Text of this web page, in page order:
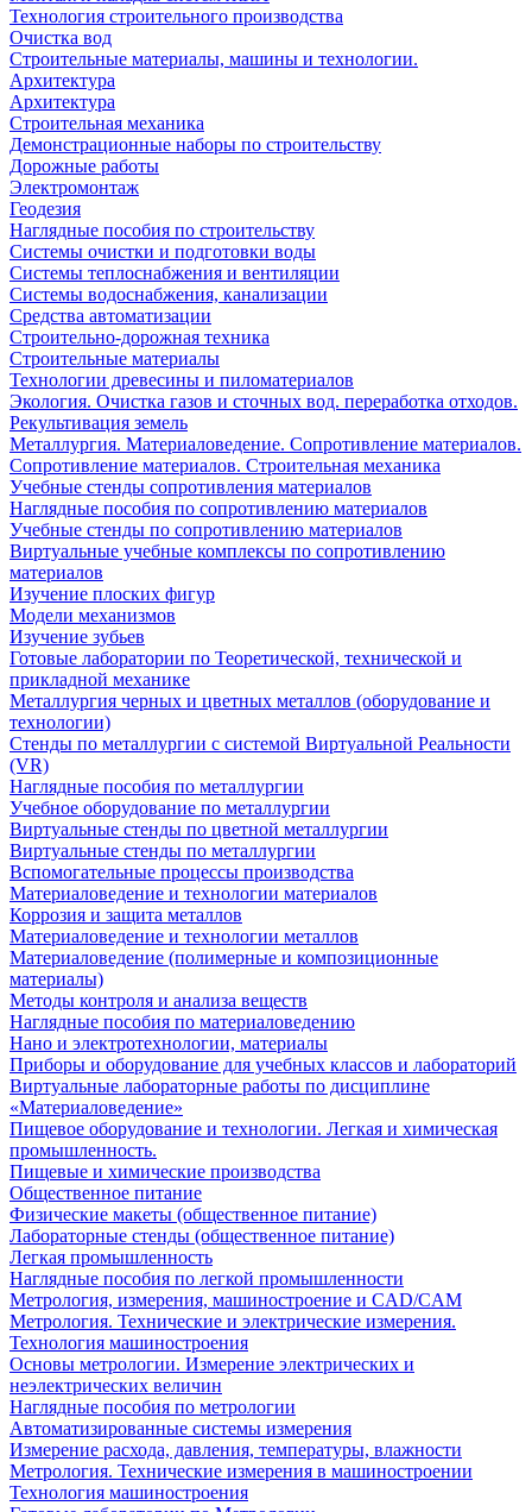
Технология строительного производства
Очистка вод
Строительные материалы, машины и технологии.
Архитектура
Архитектура
Cтроительная механика
Демонстрационные наборы по строительству
Дорожные работы
Электромонтаж
Геодезия
Наглядные пособия по строительству
Системы очистки и подготовки воды
Системы теплоснабжения и вентиляции
Системы водоснабжения, канализации
Средства автоматизации
Строительно-дорожная техника
Строительные материалы
Технологии древесины и пиломатериалов
Экология. Очистка газов и сточных вод. переработка отходов.
Рекультивация земель
Металлургия. Материаловедение. Сопротивление материалов.
Сопротивление материалов. Строительная механика
Учебные стенды сопротивления материалов
Наглядные пособия по сопротивлению материалов
Учебные стенды по сопротивлению материалов
Виртуальные учебные комплексы по сопротивлению
материалов
Изучение плоских фигур
Модели механизмов
Изучение зубьев
Готовые лаборатории по Теоретической, технической и
прикладной механике
Металлургия черных и цветных металлов (оборудование и
технологии)
Cтенды по металлургии с системой Виртуальной Реальности
(VR)
Наглядные пособия по металлургии
Учебное оборудование по металлургии
Виртуальные стенды по цветной металлургии
Виртуальные стенды по металлургии
Вспомогательные процессы производства
Материаловедение и технологии материалов
Коррозия и защита металлов
Материаловедение и технологии металлов
Материаловедение (полимерные и композиционные
материалы)
Методы контроля и анализа веществ
Наглядные пособия по материаловедению
Нано и электротехнологии, материалы
Приборы и оборудование для учебных классов и лабораторий
Виртуальные лабораторные работы по дисциплине
«Материаловедение»
Пищевое оборудование и технологии. Легкая и химическая
промышленность.
Пищевые и химические производства
Общественное питание
Физические макеты (общественное питание)
Лабораторные стенды (общественное питание)
Легкая промышленность
Наглядные пособия по легкой промышленности
Метрология, измерения, машиностроение и CAD/CAM
Метрология. Технические и электрические измерения.
Технология машиностроения
Основы метрологии. Измерение электрических и
неэлектрических величин
Наглядные пособия по метрологии
Автоматизированные системы измерения
Измерение расхода, давления, температуры, влажности
Метрология. Технические измерения в машиностроении
Технология машиностроения